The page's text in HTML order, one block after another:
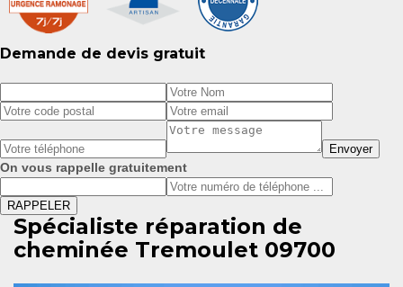
Demande de devis gratuit
On vous rappelle gratuitement
Spécialiste réparation de
cheminée Tremoulet 09700